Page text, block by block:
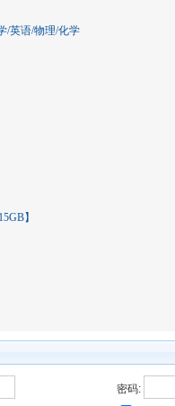
/英语/物理/化学
】
密码: